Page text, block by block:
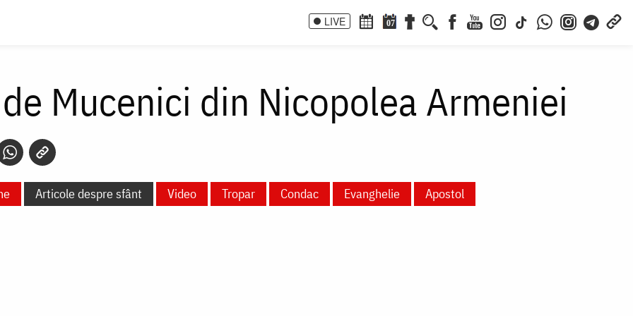
LIVE 07
Mucenici din Nicopolea Armeniei
Articole despre sfânt Video Tropar Condac Evanghelie Apostol